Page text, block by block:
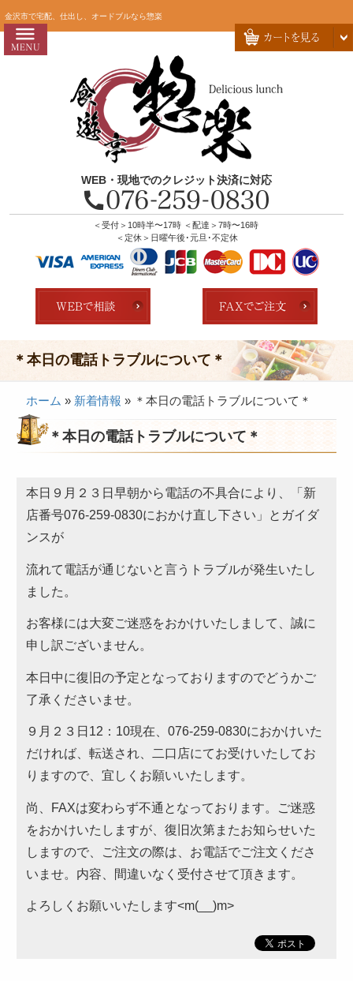
金沢市で宅配、仕出し、オードブルなら惣楽
WEB・現地でのクレジット決済に対応
＜受付＞10時半〜17時 ＜配達＞7時〜16時
＜定休＞日曜午後･元旦･不定休
HOME
惣楽のこだわり
配達エリア・注文方法
店舗の紹介
接客・おもてなし弁当
製薬会社様向け弁当
イベント弁当
大皿料理・オードブル
旅行会社様向け弁当
パーティー・宴会
旅行会社様向け弁当
価格帯から選ぶ
～999円
3,000～3,999円
4,000円～4,999円
＊本日の電話トラブルについて＊
ホーム » 新着情報 » ＊本日の電話トラブルについて＊
＊本日の電話トラブルについて＊
本日９月２３日早朝から電話の不具合により、「新
店番号076-259-0830におかけ直し下さい」とガイダ
ンスが
流れて電話が通じないと言うトラブルが発生いたし
ました。
お客様には大変ご迷惑をおかけいたしまして、誠に
申し訳ございません。
本日中に復旧の予定となっておりますのでどうかご
了承くださいませ。
９月２３日12：10現在、076-259-0830におかけいた
だければ、転送され、二口店にてお受けいたしてお
りますので、宜しくお願いいたします。
尚、FAXは変わらず不通となっております。ご迷惑
をおかけいたしますが、復旧次第またお知らせいた
しますので、ご注文の際は、お電話でご注文くださ
いませ。内容、間違いなく受付させて頂きます。
よろしくお願いいたします<m(__)m>